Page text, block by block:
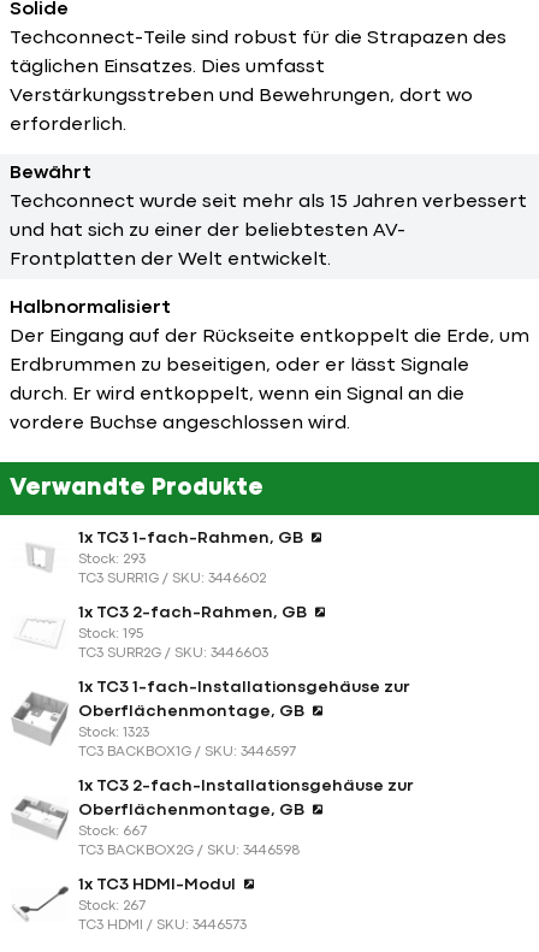
Solide
Techconnect-Teile sind robust für die Strapazen des
täglichen Einsatzes. Dies umfasst
Verstärkungsstreben und Bewehrungen, dort wo
erforderlich.
Bewährt
Techconnect wurde seit mehr als 15 Jahren verbessert
und hat sich zu einer der beliebtesten AV-
Frontplatten der Welt entwickelt.
Halbnormalisiert
Der Eingang auf der Rückseite entkoppelt die Erde, um
Erdbrummen zu beseitigen, oder er lässt Signale
durch. Er wird entkoppelt, wenn ein Signal an die
vordere Buchse angeschlossen wird.
Verwandte Produkte
1x TC3 1-fach-Rahmen, GB
Stock: 293
TC3 SURR1G / SKU: 3446602
1x TC3 2-fach-Rahmen, GB
Stock: 195
TC3 SURR2G / SKU: 3446603
1x TC3 1-fach-Installationsgehäuse zur
Oberflächenmontage, GB
Stock: 1323
TC3 BACKBOX1G / SKU: 3446597
1x TC3 2-fach-Installationsgehäuse zur
Oberflächenmontage, GB
Stock: 667
TC3 BACKBOX2G / SKU: 3446598
1x TC3 HDMI-Modul
Stock: 267
TC3 HDMI / SKU: 3446573